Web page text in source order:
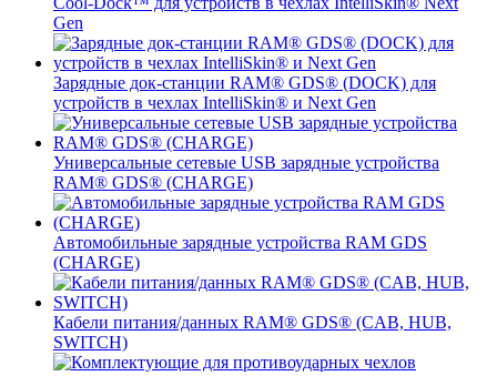
Gen
Зарядные док-станции RAM® GDS® (DOCK) для
устройств в чехлах IntelliSkin® и Next Gen
Универсальные сетевые USB зарядные устройства
RAM® GDS® (CHARGE)
Автомобильные зарядные устройства RAM GDS
(CHARGE)
Кабели питания/данных RAM® GDS® (CAB, HUB,
SWITCH)